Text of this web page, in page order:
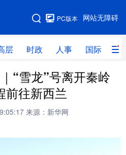
网站无障碍
PC版本
层 时政 人事 国际 财
站地图
时政 人事
网评
“雪龙”号离开秦岭
往新西兰
来源：新华网